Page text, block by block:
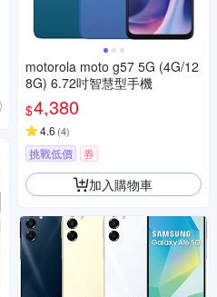
motorola moto g57 5G (4G/12
8G) 6.72吋智慧型手機
$4,380
4.6 (4)
挑戰低價 券
加入購物車